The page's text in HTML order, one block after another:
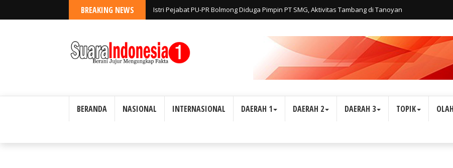
BREAKING NEWS Istri Pejabat PU-PR Bolmong Diduga Pimpin PT SMG, Aktivitas Tambang di Tanoyan
BERANDA NASIONAL INTERNASIONAL DAERAH 1 DAERAH 2 DAERAH 3 TOPIK